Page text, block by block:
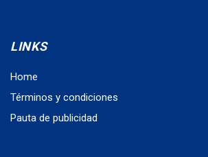
LINKS
Home
Términos y condiciones
Pauta de publicidad